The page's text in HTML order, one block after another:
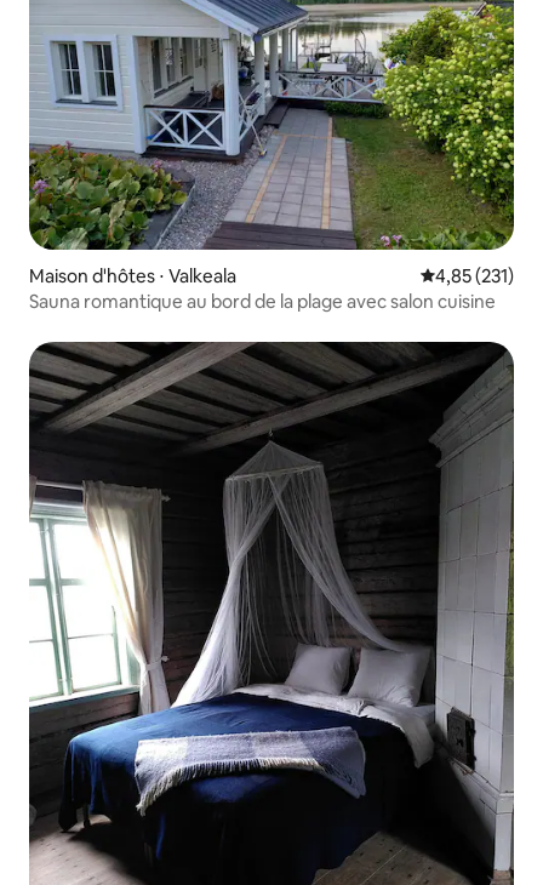
Maison d'hôtes ⋅ Valkeala Évaluation
4,85 (231)
Sauna romantique au bord de la plage avec salon cuisine